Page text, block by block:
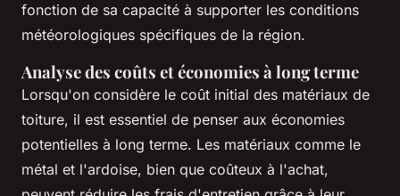
fonction de sa capacité à supporter les conditions
météorologiques spécifiques de la région.
Analyse des coûts et économies à long terme
Lorsqu'on considère le coût initial des matériaux de
toiture, il est essentiel de penser aux économies
potentielles à long terme. Les matériaux comme le
métal et l'ardoise, bien que coûteux à l'achat,